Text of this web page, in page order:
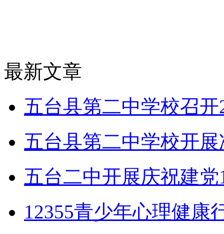
最新文章
五台县第二中学校召
五台县第二中学校开
五台二中开展庆祝建
12355青少年心理健康